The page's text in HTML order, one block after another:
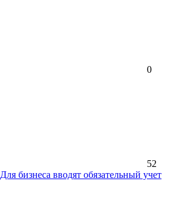
0
52
Для бизнеса вводят обязательный учет